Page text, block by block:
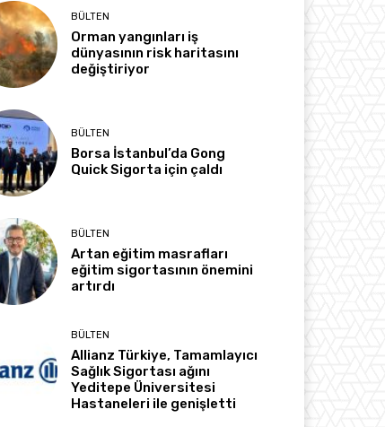
BÜLTEN
Orman yangınları iş
dünyasının risk haritasını
değiştiriyor
BÜLTEN
Borsa İstanbul’da Gong
Quick Sigorta için çaldı
BÜLTEN
Artan eğitim masrafları
eğitim sigortasının önemini
artırdı
BÜLTEN
Allianz Türkiye, Tamamlayıcı
Sağlık Sigortası ağını
Yeditepe Üniversitesi
Hastaneleri ile genişletti